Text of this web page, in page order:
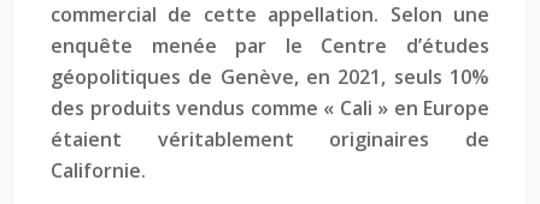
commercial de cette appellation. Selon une
enquête menée par le Centre d’études
géopolitiques de Genève, en 2021, seuls 10%
des produits vendus comme « Cali » en Europe
étaient véritablement originaires de
Californie.